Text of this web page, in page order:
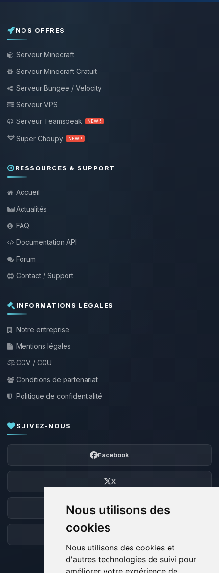
Nous utilisons des
cookies
Nous utilisons des cookies et
d'autres technologies de suivi pour
améliorer votre expérience de
NOS OFFRES
Serveur Minecraft
Serveur Minecraft Gratuit
Serveur Bungee / Velocity
Serveur VPS
Serveur Teamspeak
NEW !
Super Choupy NEW !
RESSOURCES & SUPPORT
Accueil
Actualités
FAQ
Documentation API
Forum
Contact / Support
INFORMATIONS LÉGALES
Notre entreprise
Mentions légales
CGV / CGU
Conditions de partenariat
Politique de confidentialité
SUIVEZ-NOUS
Facebook
X
Discord
Forum